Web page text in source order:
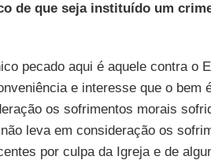
de que seja instituído um
pecado aqui é aquele contra o
e interesse que o bem
os sofrimentos morais
leva em consideração os
por culpa da Igreja e de